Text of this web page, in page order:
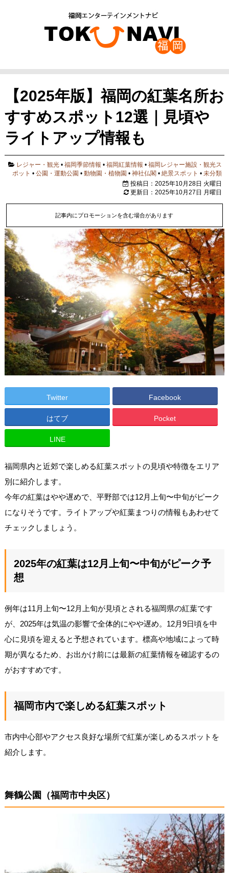
【2025年版】福岡の紅葉名所お
すすめスポット12選｜見頃や
ライトアップ情報も
レジャー・観光 •福岡季節情報 •福岡紅葉情報 •福岡レジャー施設・観光ス
ポット •公園・運動公園 •動物園・植物園 •神社仏閣 •絶景スポット •未分類
投稿日：2025年10月28日 火曜日
更新日：2025年10月27日 月曜日
記事内にプロモーションを含む場合があります
Twitter Facebook
はてブ Pocket
LINE
福岡県内と近郊で楽しめる紅葉スポットの見頃や特徴をエリア
別に紹介します。
今年の紅葉はやや遅めで、平野部では12月上旬〜中旬がピーク
になりそうです。ライトアップや紅葉まつりの情報もあわせて
チェックしましょう。
2025年の紅葉は12月上旬〜中旬がピーク予
想
例年は11月上旬〜12月上旬が見頃とされる福岡県の紅葉です
が、2025年は気温の影響で全体的にやや遅め。12月9日頃を中
心に見頃を迎えると予想されています。標高や地域によって時
期が異なるため、お出かけ前には最新の紅葉情報を確認するの
がおすすめです。
福岡市内で楽しめる紅葉スポット
市内中心部やアクセス良好な場所で紅葉が楽しめるスポットを
紹介します。
舞鶴公園（福岡市中央区）